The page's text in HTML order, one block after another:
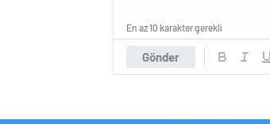
Gönder
En az 10 karakter gerekli